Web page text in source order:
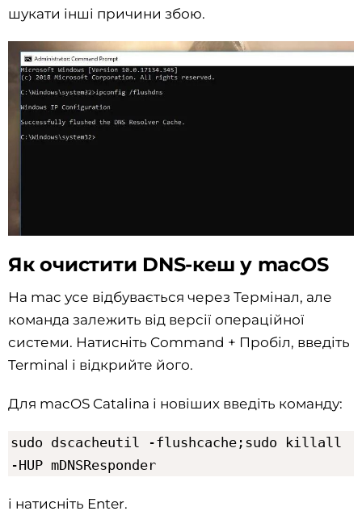
шукати інші причини збою.
Як очистити DNS-кеш у macOS
На mac усе відбувається через Термінал, але
команда залежить від версії операційної
системи. Натисніть Command + Пробіл, введіть
Terminal і відкрийте його.
Для macOS Catalina і новіших введіть команду:
sudo dscacheutil -flushcache;sudo killall
-HUP mDNSResponder
і натисніть Enter.